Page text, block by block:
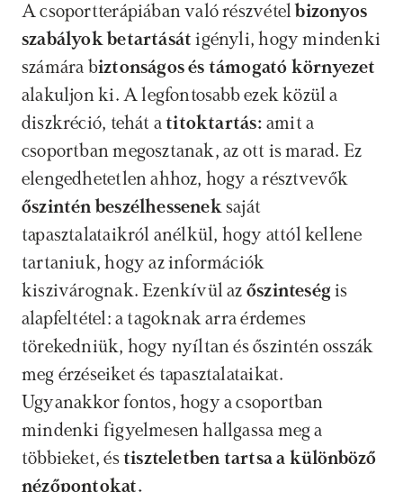
A csoportterápiában való részvétel bizonyos
szabályok betartását igényli, hogy mindenki
számára biztonságos és támogató környezet
alakuljon ki. A legfontosabb ezek közül a
diszkréció, tehát a titoktartás: amit a
csoportban megosztanak, az ott is marad. Ez
őszintén beszélhessenek saját
tapasztalataikról anélkül, hogy attól kellene
tartaniuk, hogy az információk
kiszivárognak. Ezenkívül az őszinteség is
alapfeltétel: a tagoknak arra érdemes
törekedniük, hogy nyíltan és őszintén osszák
meg érzéseiket és tapasztalataikat.
Ugyanakkor fontos, hogy a csoportban
mindenki figyelmesen hallgassa meg a
többieket, és tiszteletben tartsa a különböző
nézőpontokat.